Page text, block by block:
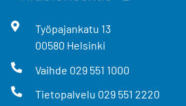
Työpajankatu 13
00580 Helsinki
Vaihde 029 551 1000
Tietopalvelu 029 551 2220